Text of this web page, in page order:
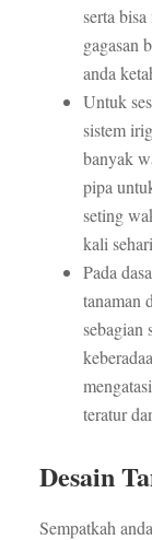
serta
gagasan
anda
Untuk
sistem
banyak
pipa
seting
kali
Pada
tanaman
sebagian
teratur
Desain
Sempatkah